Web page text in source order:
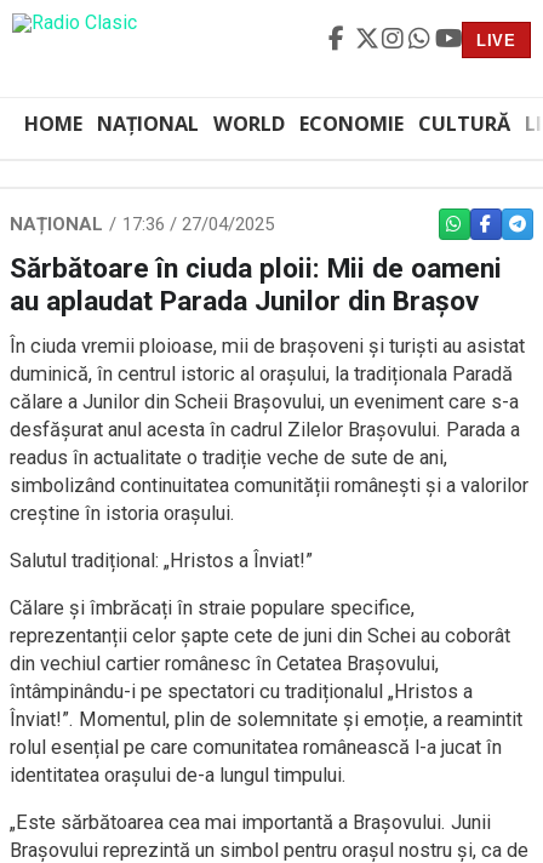
LIVE
HOME NAȚIONAL WORLD ECONOMIE CULTURĂ
NAȚIONAL 17:36 / 27/04/2025 WHATSAPP
Sărbătoare în ciuda ploii: Mii de oameni
au aplaudat Parada Junilor din Brașov
În ciuda vremii ploioase, mii de brașoveni și turiști au asistat
duminică, în centrul istoric al orașului, la tradiționala Paradă
călare a Junilor din Scheii Brașovului, un eveniment care s-a
desfășurat anul acesta în cadrul Zilelor Brașovului. Parada a
readus în actualitate o tradiție veche de sute de ani,
simbolizând continuitatea comunității românești și a valorilor
creștine în istoria orașului.
Salutul tradițional: „Hristos a Înviat!”
Călare și îmbrăcați în straie populare specifice,
reprezentanții celor șapte cete de juni din Schei au coborât
din vechiul cartier românesc în Cetatea Brașovului,
întâmpinându-i pe spectatori cu tradiționalul „Hristos a
Înviat!”. Momentul, plin de solemnitate și emoție, a reamintit
rolul esențial pe care comunitatea românească l-a jucat în
identitatea orașului de-a lungul timpului.
„Este sărbătoarea cea mai importantă a Brașovului. Junii
Brașovului reprezintă un simbol pentru orașul nostru și, ca de